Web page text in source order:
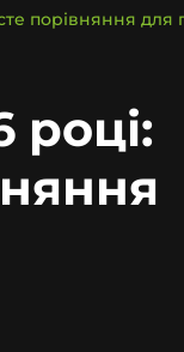
порівняння для